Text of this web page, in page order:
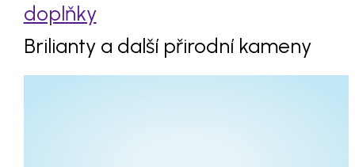
doplňky
Brilianty a další přirodní kameny